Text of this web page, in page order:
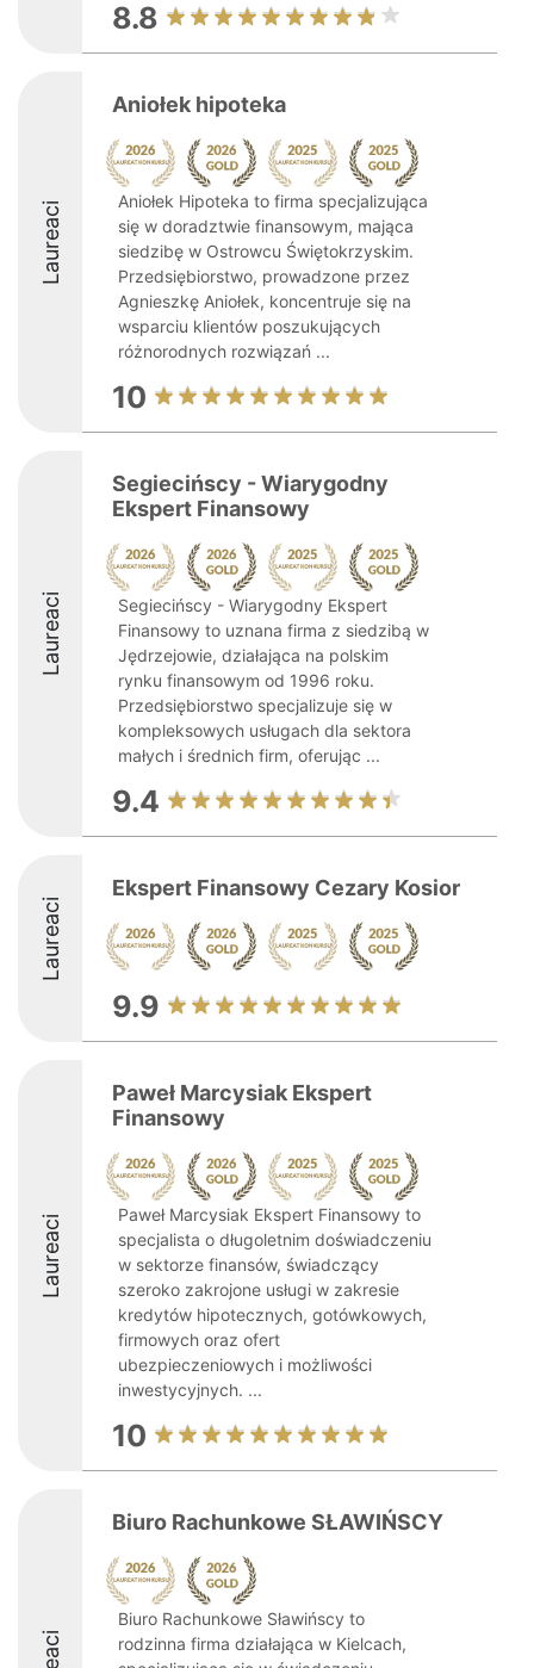
8.8
Laureaci
Aniołek hipoteka
Aniołek Hipoteka to firma specjalizująca
się w doradztwie finansowym, mająca
siedzibę w Ostrowcu Świętokrzyskim.
Przedsiębiorstwo, prowadzone przez
Agnieszkę Aniołek, koncentruje się na
wsparciu klientów poszukujących
różnorodnych rozwiązań ...
10
Laureaci
Segiecińscy - Wiarygodny
Ekspert Finansowy
Segiecińscy - Wiarygodny Ekspert
Finansowy to uznana firma z siedzibą w
Jędrzejowie, działająca na polskim
rynku finansowym od 1996 roku.
Przedsiębiorstwo specjalizuje się w
kompleksowych usługach dla sektora
małych i średnich firm, oferując ...
9.4
Laureaci
Ekspert Finansowy Cezary Kosior
9.9
Laureaci
Paweł Marcysiak Ekspert
Finansowy
Paweł Marcysiak Ekspert Finansowy to
specjalista o długoletnim doświadczeniu
w sektorze finansów, świadczący
szeroko zakrojone usługi w zakresie
kredytów hipotecznych, gotówkowych,
firmowych oraz ofert
ubezpieczeniowych i możliwości
inwestycyjnych. ...
10
Biuro Rachunkowe SŁAWIŃSCY
Biuro Rachunkowe Sławińscy to
rodzinna firma działająca w Kielcach,